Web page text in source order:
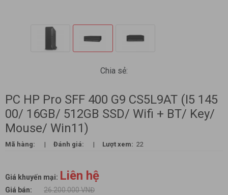
Chia sẻ:
PC HP Pro SFF 400 G9 CS5L9AT (I5 145
00/ 16GB/ 512GB SSD/ Wifi + BT/ Key/
Mouse/ Win11)
Mã hàng: | Đánh giá: | Lượt xem: 22
Giá khuyến mại: Liên hệ
Giá bán: 26.200.000 VNĐ